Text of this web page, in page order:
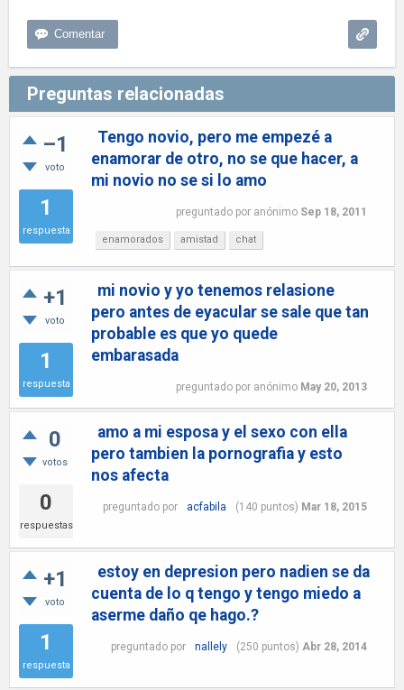
Preguntas relacionadas
–1
voto
1
respuesta
Tengo novio, pero me empezé a
enamorar de otro, no se que hacer, a
mi novio no se si lo amo
preguntado por anónimo Sep 18, 2011
enamorados amistad chat
+1
voto
1
respuesta
mi novio y yo tenemos relasione
pero antes de eyacular se sale que tan
probable es que yo quede
embarasada
preguntado por anónimo May 20, 2013
0
votos
0
respuestas
amo a mi esposa y el sexo con ella
pero tambien la pornografia y esto
nos afecta
preguntado por acfabila (140 puntos) Mar 18, 2015
+1
voto
1
respuesta
estoy en depresion pero nadien se da
cuenta de lo q tengo y tengo miedo a
aserme daño qe hago.?
preguntado por nallely (250 puntos) Abr 28, 2014